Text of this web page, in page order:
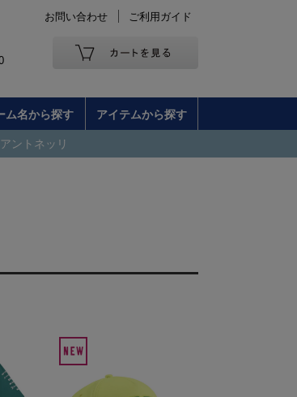
お問い合わせ ご利用ガイド
ム名から探す アイテムから探す
アントネッリ